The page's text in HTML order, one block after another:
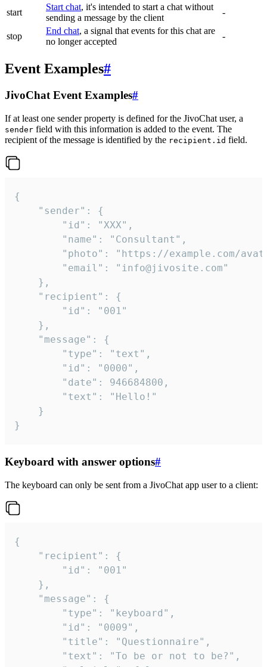
start
Start chat, it's intended to start a chat without
sending a message by the client
-
stop
End chat, a signal that events for this chat are
no longer accepted
-
Event Examples#
JivoChat Event Examples#
If at least one sender property is defined for the JivoChat user, a
sender field with this information is added to the event. The
recipient of the message is identified by the recipient.id field.
{
}
Keyboard with answer options#
The keyboard can only be sent from a JivoChat app user to a client:
{